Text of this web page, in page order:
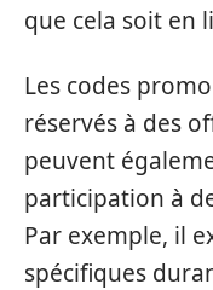
que cela soit en
Les codes
réservés à des
peuvent
participation à
Par exemple, il
spécifiques